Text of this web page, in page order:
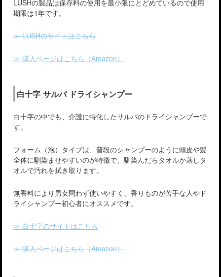
LUSHの製品は保存料の使用を最小限にとどめているので使用
期限は1年です。
≫ LUSHのサイトはこちら
≫ 購入ページはこちら（Amazon）
白十字 サルバ ドライシャンプー
白十字の中でも、介護に特化したサルバのドライシャンプーで
す。
フォーム（泡）タイプは、普段のシャンプーのように頭皮や髪
全体に馴染ませやすいのが特徴で、馴染んだらタオルか蒸しタ
オルで汚れを拭き取ります。
無香料により男女問わず使いやすく、香りものが苦手な人やド
ライシャンプー初心者にオススメです。
≫ 白十字のサイトはこちら
≫ 購入ページはこちら（Amazon）